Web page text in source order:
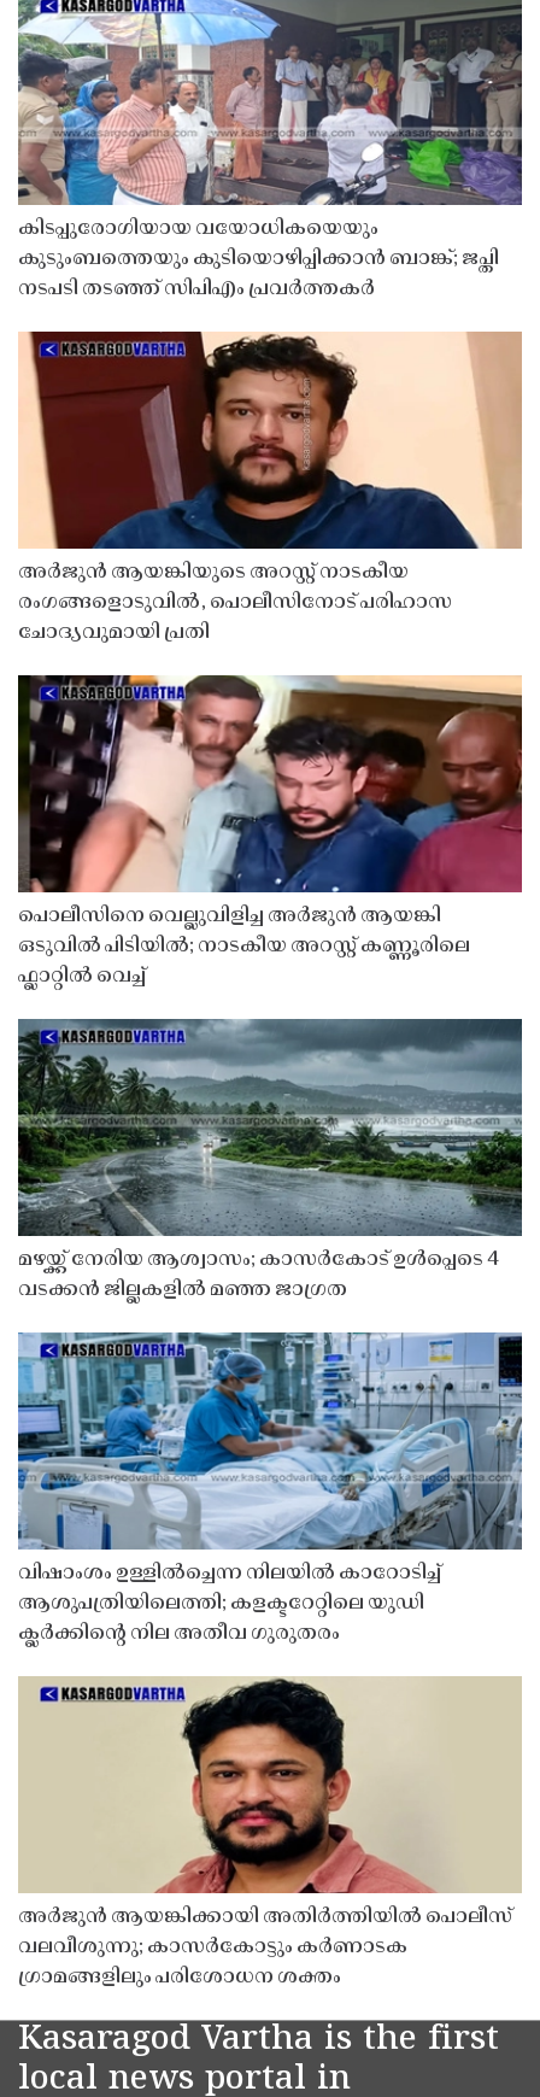
കിടപ്പുരോഗിയായ വയോധികയെയും
കുടുംബത്തെയും കുടിയൊഴിപ്പിക്കാൻ ബാങ്ക്; ജപ്തി
നടപടി തടഞ്ഞ് സിപിഎം പ്രവർത്തകർ
അർജുൻ ആയങ്കിയുടെ അറസ്റ്റ് നാടകീയ
രംഗങ്ങളൊടുവിൽ, പൊലീസിനോട് പരിഹാസ
ചോദ്യവുമായി പ്രതി
പൊലീസിനെ വെല്ലുവിളിച്ച അർജുൻ ആയങ്കി
ഒടുവിൽ പിടിയിൽ; നാടകീയ അറസ്റ്റ് കണ്ണൂരിലെ
ഫ്ലാറ്റിൽ വെച്ച്
മഴയ്ക്ക് നേരിയ ആശ്വാസം; കാസർകോട് ഉൾപ്പെടെ 4
വടക്കൻ ജില്ലകളിൽ മഞ്ഞ ജാഗ്രത
വിഷാംശം ഉള്ളിൽച്ചെന്ന നിലയിൽ കാറോടിച്ച്
ആശുപത്രിയിലെത്തി; കളക്ടറേറ്റിലെ യുഡി
ക്ലർക്കിൻ്റെ നില അതീവ ഗുരുതരം
അർജുൻ ആയങ്കിക്കായി അതിർത്തിയിൽ പൊലീസ്
വലവീശുന്നു; കാസർകോട്ടും കർണാടക
ഗ്രാമങ്ങളിലും പരിശോധന ശക്തം
Kasaragod Vartha is the first
local news portal in